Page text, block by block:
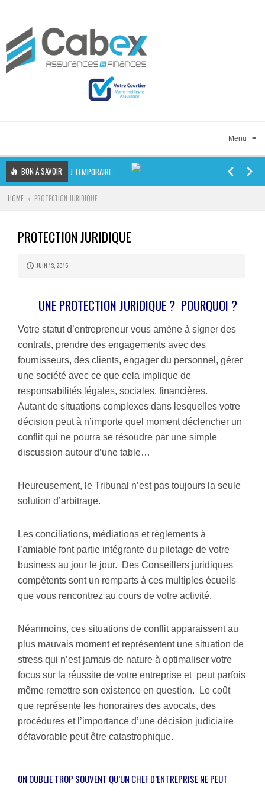
Menu ≡
BON À SAVOIR
DU BUREAU TEMPORAIRE.
HOME » PROTECTION JURIDIQUE
PROTECTION JURIDIQUE
JUIN 13, 2015
UNE PROTECTION JURIDIQUE ? POURQUOI ?
Votre statut d’entrepreneur vous amène à signer des
contrats, prendre des engagements avec des
fournisseurs, des clients, engager du personnel, gérer
une société avec ce que cela implique de
responsabilités légales, sociales, financières.
Autant de situations complexes dans lesquelles votre
décision peut à n’importe quel moment déclencher un
conflit qui ne pourra se résoudre par une simple
discussion autour d’une table…
Heureusement, le Tribunal n’est pas toujours la seule
solution d’arbitrage.
Les conciliations, médiations et règlements à
l’amiable font partie intégrante du pilotage de votre
business au jour le jour. Des Conseillers juridiques
compétents sont un remparts à ces multiples écueils
que vous rencontrez au cours de votre activité.
Néanmoins, ces situations de conflit apparaissent au
plus mauvais moment et représentent une situation de
stress qui n’est jamais de nature à optimaliser votre
focus sur la réussite de votre entreprise et peut parfois
même remettre son existence en question. Le coût
que représente les honoraires des avocats, des
procédures et l’importance d’une décision judiciaire
défavorable peut être catastrophique.
ON OUBLIE TROP SOUVENT QU’UN CHEF D’ENTREPRISE NE PEUT